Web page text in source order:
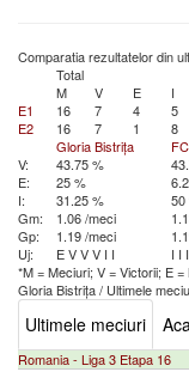
Comparatia rezultatelor din
Total
M
V E I
E1
16 7 4 5
E2
16 7 1 8
Gloria Bistrița
V:
43.75 %
E:
25 %
I:
31.25 % 50
Gm:
1.06 /meci
Gp:
1.19 /meci
Uj:
EVVV I I I I I
*M = Meciuri; V = Victorii; E
Gloria Bistrița/ Ultimele
Ultimele meciuri
Romania - Liga 3 Etapa 16